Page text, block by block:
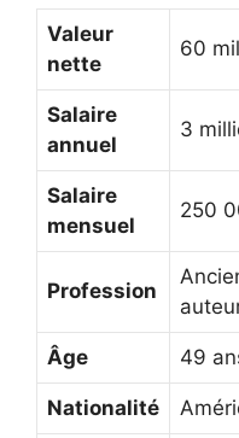
Valeur
nette
60
Salaire
annuel
3
Salaire
mensuel
250
Profession
Âge 49
Nationalité